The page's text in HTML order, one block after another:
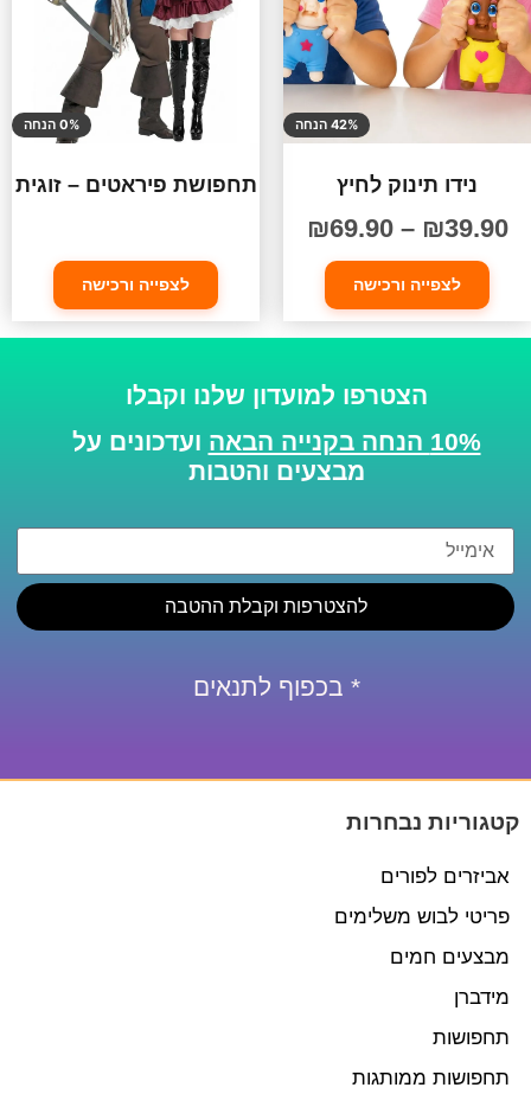
42% הנחה
נידו תינוק לחיץ
₪39.90
–
₪69.90
לצפייה ורכישה
0% הנחה
תחפושת פיראטים – זוגית
לצפייה ורכישה
הצטרפו למועדון שלנו וקבלו
10% הנחה בקנייה הבאה
ועדכונים על
מבצעים והטבות
להצטרפות וקבלת ההטבה
* בכפוף לתנאים
קטגוריות נבחרות
אביזרים לפורים
פריטי לבוש משלימים
מבצעים חמים
מידברן
תחפושות
תחפושות ממותגות